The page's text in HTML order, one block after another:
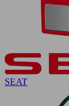
SEAT